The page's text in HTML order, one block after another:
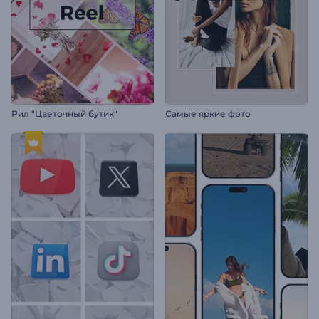
Рил "Цветочный бутик" Самые яркие фото